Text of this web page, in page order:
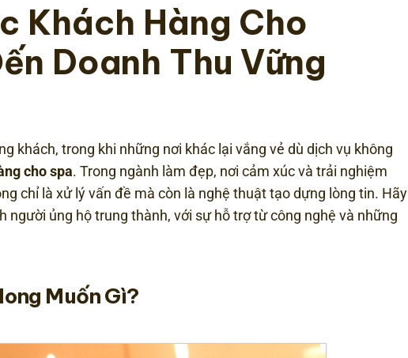
Khách Hàng Cho
Doanh Thu Vững
khách, trong khi những nơi khác lại vắng vẻ dù dịch vụ không
cho spa. Trong ngành làm đẹp, nơi cảm xúc và trải nghiệm
chỉ là xử lý vấn đề mà còn là nghệ thuật tạo dựng lòng tin. Hãy
người ủng hộ trung thành, với sự hỗ trợ từ công nghệ và những
Muốn Gì?